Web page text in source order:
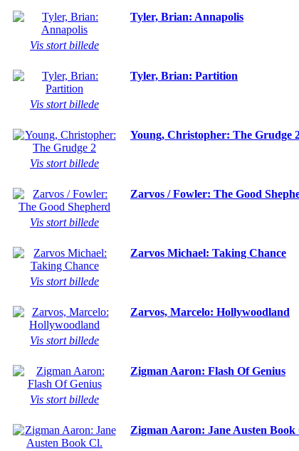
Vis stort billede
Tyler, Brian: Annapolis
Vis stort billede
Tyler, Brian: Partition
Vis stort billede
Young, Christopher: The Grudge
Vis stort billede
Zarvos / Fowler: The Good
Vis stort billede
Zarvos Michael: Taking Chance
Vis stort billede
Zarvos, Marcelo: Hollywoodland
Vis stort billede
Zigman Aaron: Flash Of Genius
Zigman Aaron: Jane Austen Book